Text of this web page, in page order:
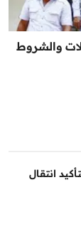
2026: المؤهلات والشروط
انتقال